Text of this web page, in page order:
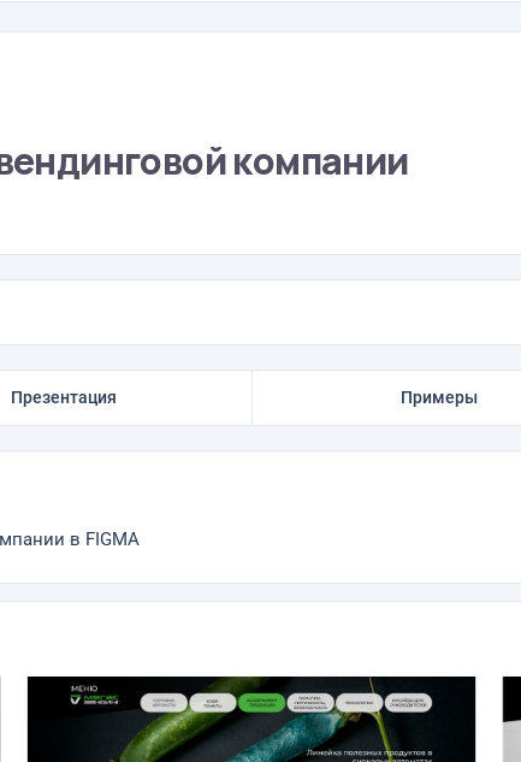
компании
Презентация Примеры
в FIGMA